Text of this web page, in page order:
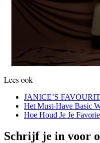
Lees ook
JANICE’S
Het Must-Have Basic
Hoe Houd Je Je
Schrijf je in voor